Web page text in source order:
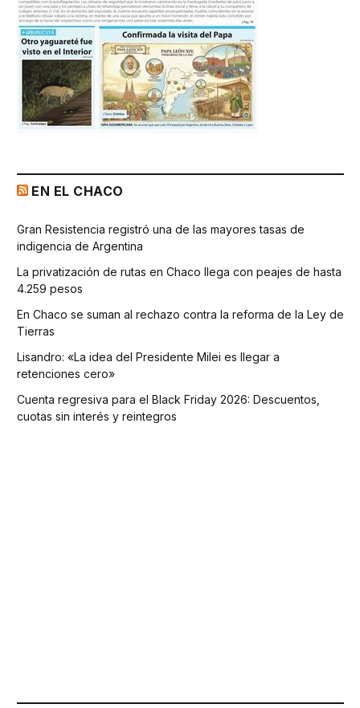
EN EL CHACO
Gran Resistencia registró una de las mayores tasas de
indigencia de Argentina
La privatización de rutas en Chaco llega con peajes de hasta
4.259 pesos
En Chaco se suman al rechazo contra la reforma de la Ley de
Tierras
Lisandro: «La idea del Presidente Milei es llegar a
retenciones cero»
Cuenta regresiva para el Black Friday 2026: Descuentos,
cuotas sin interés y reintegros